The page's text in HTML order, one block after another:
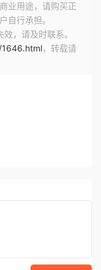
业用途，请购买正
自行承担。
，请及时联系。
，转载请